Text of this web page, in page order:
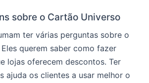
sobre o Cartão Universo
ter várias perguntas sobre o
querem saber como fazer
lojas oferecem descontos. Ter
ajuda os clientes a usar melhor o